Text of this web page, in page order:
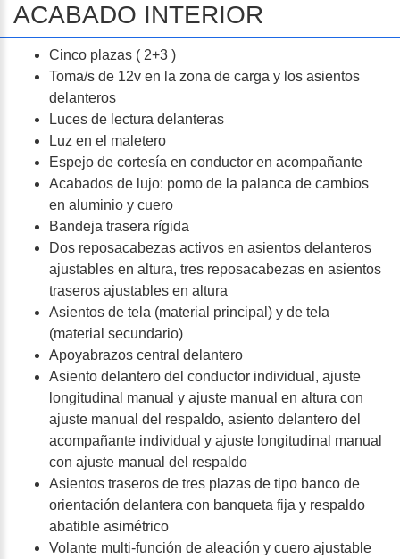
ACABADO INTERIOR
Cinco plazas ( 2+3 )
Toma/s de 12v en la zona de carga y los asientos
delanteros
Luces de lectura delanteras
Luz en el maletero
Espejo de cortesía en conductor en acompañante
Acabados de lujo: pomo de la palanca de cambios
en aluminio y cuero
Bandeja trasera rígida
Dos reposacabezas activos en asientos delanteros
ajustables en altura, tres reposacabezas en asientos
traseros ajustables en altura
Asientos de tela (material principal) y de tela
(material secundario)
Apoyabrazos central delantero
Asiento delantero del conductor individual, ajuste
longitudinal manual y ajuste manual en altura con
ajuste manual del respaldo, asiento delantero del
acompañante individual y ajuste longitudinal manual
con ajuste manual del respaldo
Asientos traseros de tres plazas de tipo banco de
orientación delantera con banqueta fija y respaldo
abatible asimétrico
Volante multi-función de aleación y cuero ajustable